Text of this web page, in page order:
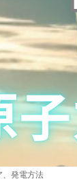
、発電方法